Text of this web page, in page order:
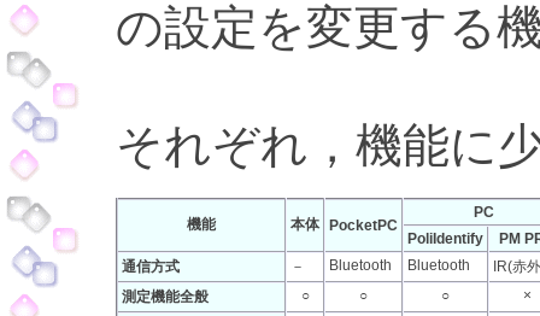
の設定を変更する
それぞれ，機能に
機能 本体 PocketPC
PC
PoliIdentify
PM
通信方式
－ Bluetooth Bluetooth
IR(赤
測定機能全般
○ ○ ○
×